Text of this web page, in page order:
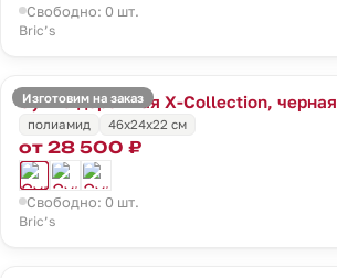
Свободно: 0 шт.
Bric’s
Изготовим на заказ
Сумка дорожная X-Collection, черная
полиамид
46x24x22 см
от 28 500 ₽
Свободно: 0 шт.
Bric’s